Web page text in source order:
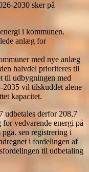
2030 sker på
i kommunen.
anlæg for
med nye anlæg
halvdel prioriteres til
til udbygningen med
2035 vil tilskuddet alene
kapacitet.
udbetales derfor 208,7
vedvarende energi på
sen registrering i
i fordelingen af
til udbetaling